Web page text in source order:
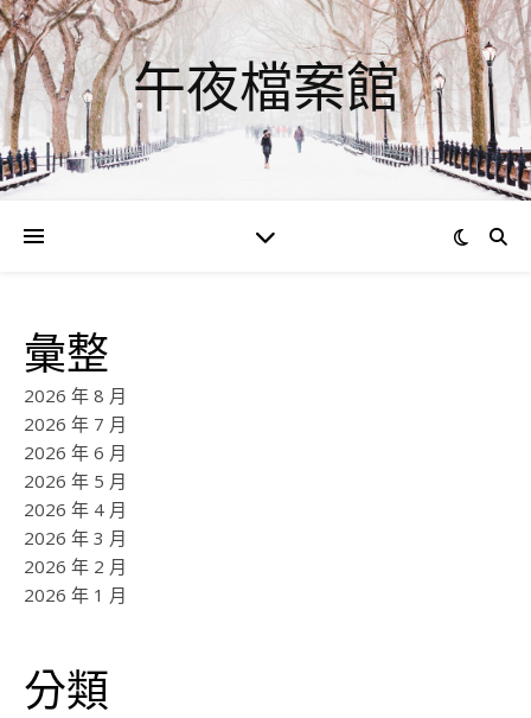
午夜檔案館
彙整
2026 年 8 月
2026 年 7 月
2026 年 6 月
2026 年 5 月
2026 年 4 月
2026 年 3 月
2026 年 2 月
2026 年 1 月
分類